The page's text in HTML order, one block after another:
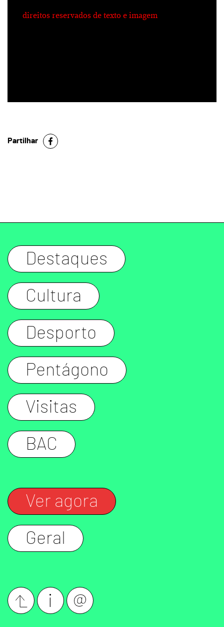
direitos reservados de texto e imagem
Partilhar
Destaques
Cultura
Desporto
Pentágono
Visitas
BAC
Ver agora
Geral